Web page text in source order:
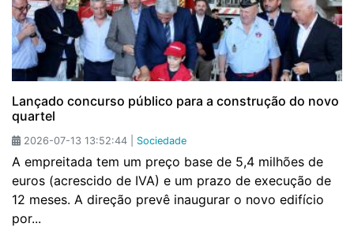
Lançado concurso público para a construção do novo
quartel
2026-07-13 13:52:44 | Sociedade
A empreitada tem um preço base de 5,4 milhões de
euros (acrescido de IVA) e um prazo de execução de
12 meses. A direção prevê inaugurar o novo edifício
por...